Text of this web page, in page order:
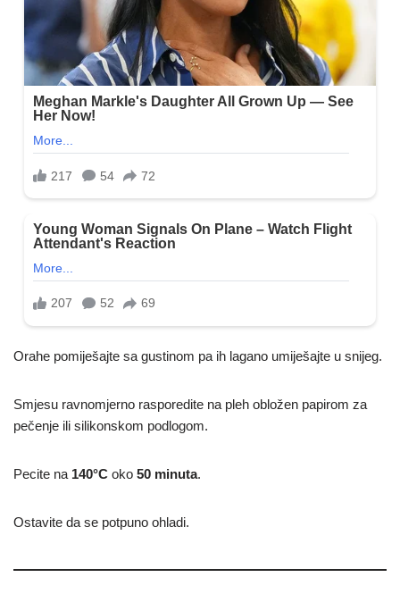
Orahe pomiješajte sa gustinom pa ih lagano umiješajte u snijeg.
Smjesu ravnomjerno rasporedite na pleh obložen papirom za
pečenje ili silikonskom podlogom.
Pecite na 140°C oko 50 minuta.
Ostavite da se potpuno ohladi.